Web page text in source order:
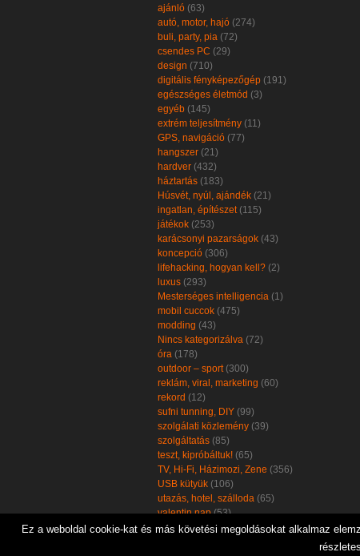
ajánló (63)
autó, motor, hajó (274)
buli, party, pia (72)
csendes PC (29)
design (710)
digitális fényképezőgép (191)
egészséges életmód (3)
egyéb (145)
extrém teljesítmény (11)
GPS, navigáció (77)
hangszer (21)
hardver (432)
háztartás (183)
Húsvét, nyúl, ajándék (21)
ingatlan, építészet(115)
játékok (253)
karácsonyi pazarságok (43)
koncepció (306)
lifehacking, hogyan kell? (2)
luxus (293)
Mesterséges intelligencia (1)
mobil cuccok (475)
modding (43)
Nincs kategorizálva (72)
óra (178)
outdoor – sport(300)
reklám, viral, marketing (60)
rekord (12)
sufni tunning, DIY (99)
szolgálati közlemény (39)
szolgáltatás (85)
teszt, kipróbáltuk! (65)
TV, Hi-Fi, Házimozi, Zene (356)
USB kütyük (106)
utazás, hotel, szálloda (65)
valentin nap(53)
zöld, öko, környezetbarát(102)
Ez a weboldal cookie-kat és más követési megoldásokat alkalmaz